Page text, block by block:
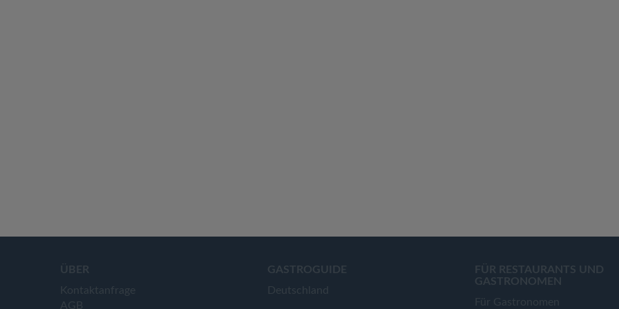
ÜBER
Kontaktanfrage
AGB
GASTROGUIDE
Deutschland
FÜR RESTAURANTS UND
GASTRONOMEN
Für Gastronomen